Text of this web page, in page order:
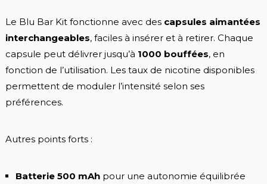
Le Blu Bar Kit fonctionne avec des capsules aimantées
interchangeables, faciles à insérer et à retirer. Chaque
capsule peut délivrer jusqu’à 1000 bouffées, en
fonction de l’utilisation. Les taux de nicotine disponibles
permettent de moduler l’intensité selon ses
préférences.
Autres points forts :
Batterie 500 mAhpour une autonomie équilibrée